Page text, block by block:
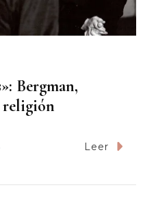
Bergman,
religión
Leer